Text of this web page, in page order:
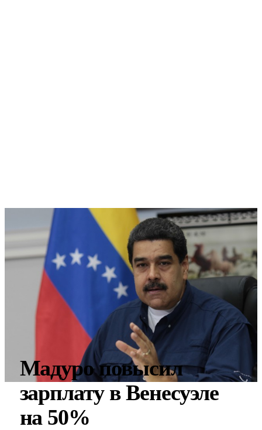
Мадуро повысил
зарплату в Венесуэле
на 50%